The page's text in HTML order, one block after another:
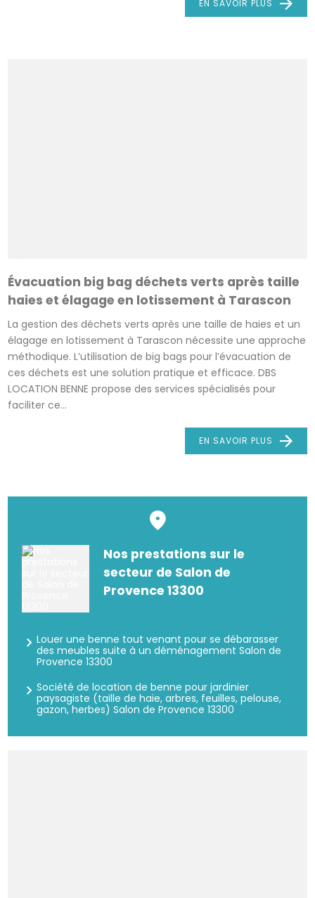
EN SAVOIR PLUS
Évacuation big bag déchets verts après taille
haies et élagage en lotissement à Tarascon
La gestion des déchets verts après une taille de haies et un
élagage en lotissement à Tarascon nécessite une approche
méthodique. L’utilisation de big bags pour l’évacuation de
ces déchets est une solution pratique et efficace. DBS
LOCATION BENNE propose des services spécialisés pour
faciliter ce...
EN SAVOIR PLUS
Nos prestations sur le
secteur de Salon de
Provence 13300
Louer une benne tout venant pour se débarasser
des meubles suite à un déménagement Salon de
Provence 13300
Société de location de benne pour jardinier
paysagiste (taille de haie, arbres, feuilles, pelouse,
gazon, herbes) Salon de Provence 13300